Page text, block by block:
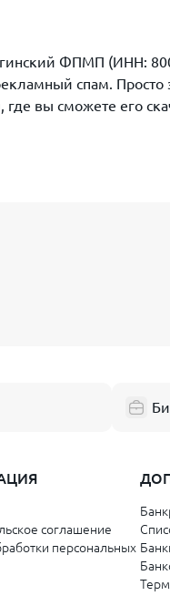
ФПМП (ИНН:
спам.
вы сможете его
соглашение
персональных